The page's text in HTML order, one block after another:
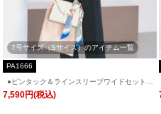
7号サイズ（Sサイズ）のアイテム一覧
PA1666
●ピンタック＆ラインスリーブワイドセットア
ップ「PA1666」/ フォーマルパーティードレ
7,590円(税込)